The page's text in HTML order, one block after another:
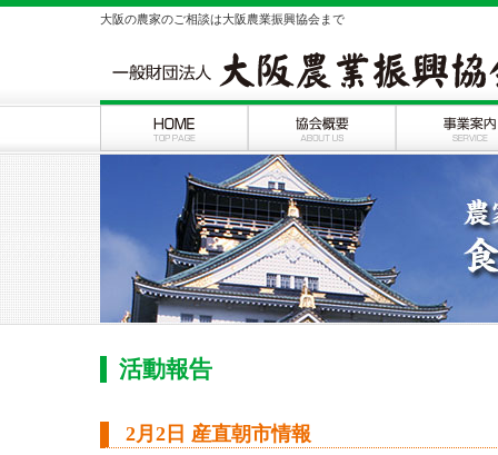
大阪の農家のご相談は大阪農業振興協会まで
活動報告
2月2日 産直朝市情報